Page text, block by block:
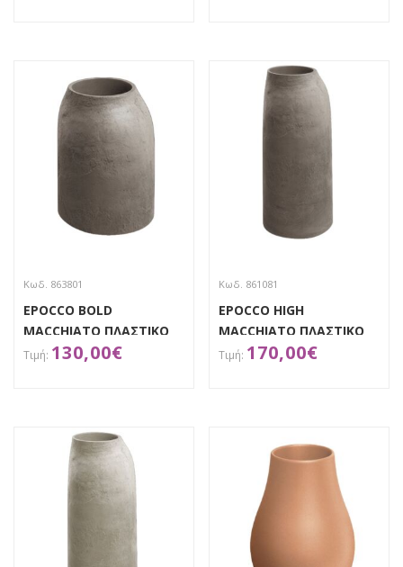
Κωδ. 863801
EPOCCO BOLD
MACCHIATO ΠΛΑΣΤΙΚΟ
ΚΑΣΠΩ 46Χ43Χ61ΕΚ
130,00€
Κωδ. 861081
EPOCCO HIGH
MACCHIATO ΠΛΑΣΤΙΚΟ
ΚΑΣΠΩ 46Χ46Χ100ΕΚ
170,00€